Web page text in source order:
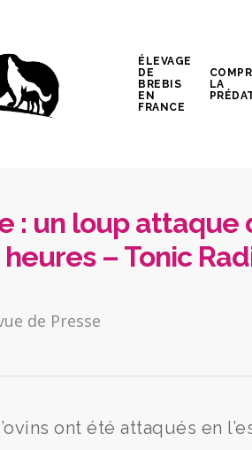
ÉLEVAGE
DE
BREBIS
EN
FRANCE
LA
: un loup attaque
heures – Tonic
de Presse
ont été attaqués en